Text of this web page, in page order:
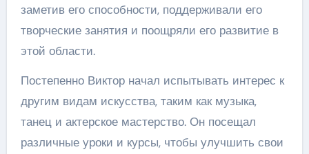
заметив его способности, поддерживали его
творческие занятия и поощряли его развитие в
этой области.
Постепенно Виктор начал испытывать интерес к
другим видам искусства, таким как музыка,
танец и актерское мастерство. Он посещал
различные уроки и курсы, чтобы улучшить свои